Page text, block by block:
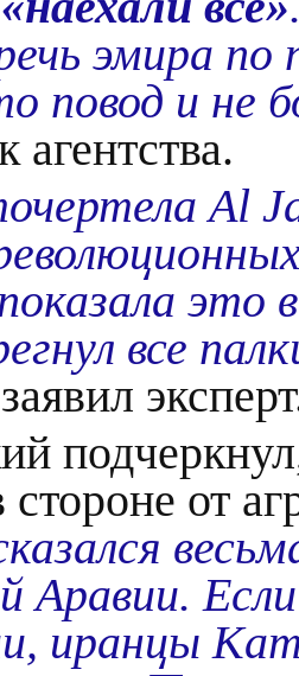
эмира по
повод и не
агентства.
Al
это
все
стороне от
Аравии.
иранцы